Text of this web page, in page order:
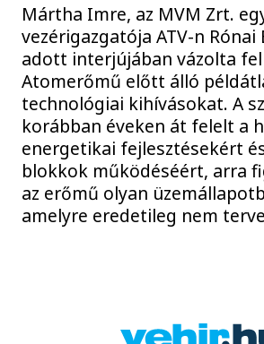
Mártha Imre, az MVM Zrt.
vezérigazgatója ATV-n Rónai
adott interjújában vázolta fel
Atomerőmű előtt álló
technológiai kihívásokat. A
korábban éveken át felelt a
energetikai fejlesztésekért
blokkok működéséért, arra
az erőmű olyan
amelyre eredetileg nem